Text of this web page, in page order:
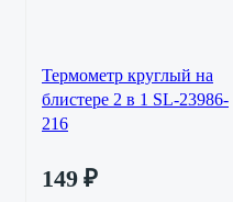
Термометр круглый на
блистере 2 в 1 SL-23986-
216
149 ₽